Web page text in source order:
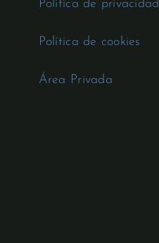
Política de privacidad
Política de cookies
Área Privada